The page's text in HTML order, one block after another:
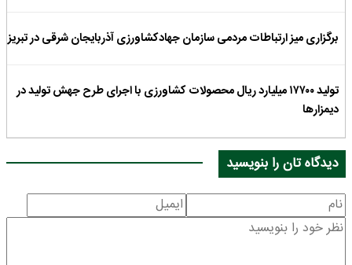
برگزاری میز ارتباطات مردمی سازمان جهادکشاورزی آذربایجان شرقی در تبریز
تولید ۱۷۷۰۰ میلیارد ریال محصولات کشاورزی با اجرای طرح جهش تولید در
دیمزارها
دیدگاه تان را بنویسید